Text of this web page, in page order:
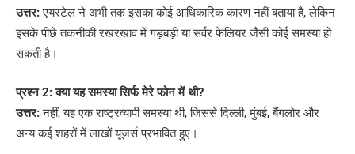
उत्तर:एयरटेल ने अभी तक इसका कोई आधिकारिक कारण नहीं बताया है, लेकिन
इसके पीछे तकनीकी रखरखाव में गड़बड़ी या सर्वर फेलियर जैसी कोई समस्या हो
सकती है।
प्रश्न 2: क्या यह समस्या सिर्फ मेरे फोन में थी?
उत्तर:नहीं, यह एक राष्ट्रव्यापी समस्या थी, जिससे दिल्ली, मुंबई, बैंगलोर और
अन्य कई शहरों में लाखों यूजर्स प्रभावित हुए।